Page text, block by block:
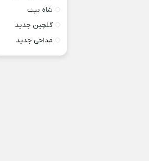
شاه بیت
گلچین جدید
مداحی جدید